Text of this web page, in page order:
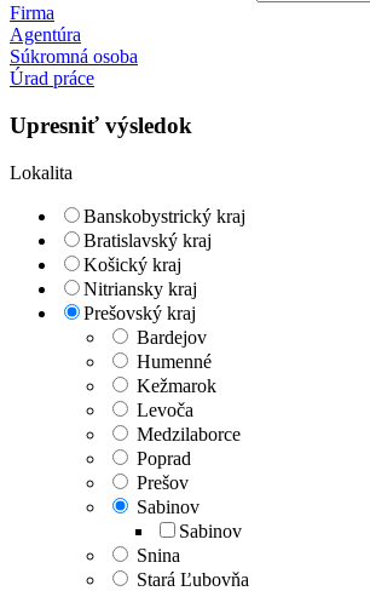
Firma
Agentúra
Súkromná osoba
Úrad práce
Upresniť výsledok
Lokalita
Banskobystrický kraj
Bratislavský kraj
Košický kraj
Nitriansky kraj
Prešovský kraj
Bardejov
Humenné
Kežmarok
Levoča
Medzilaborce
Poprad
Prešov
Sabinov
Sabinov
Snina
Stará Ľubovňa